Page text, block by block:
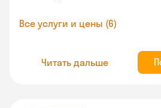
Все услуги и цены (6)
Читать дальше